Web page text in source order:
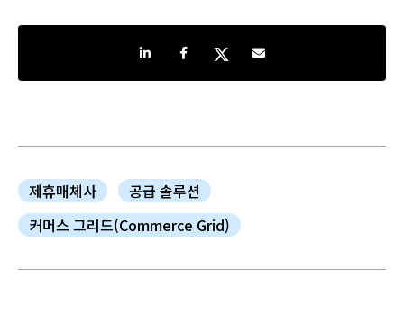
Share on LinkedIn
Share on Facebook
Share on Twitter
Share by e-mail
제휴매체사
공급 솔루션
커머스 그리드(Commerce Grid)